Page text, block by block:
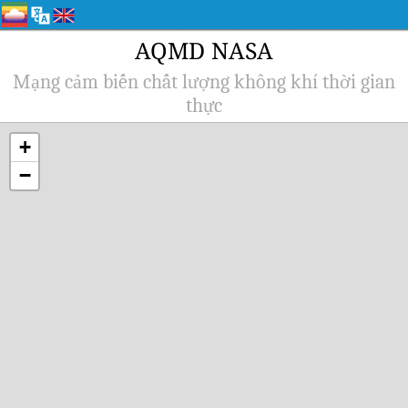
AQMD NASA
Mạng cảm biến chất lượng không khí thời gian
thực
+
−